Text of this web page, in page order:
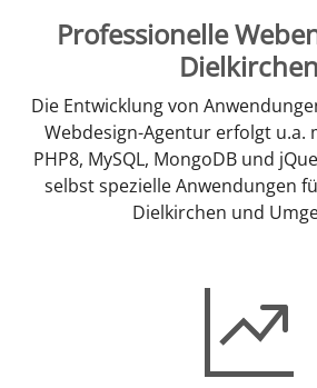
Professionelle
Dielkirchen
Die Entwicklung von
Webdesign-Agentur erfolgt u.a.
PHP8, MySQL, MongoDB und
selbst spezielle Anwendungen
Dielkirchen und